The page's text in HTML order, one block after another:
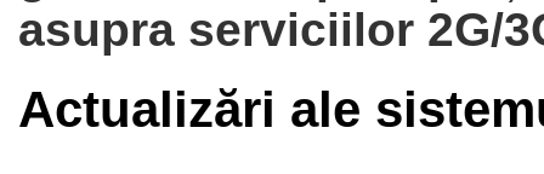
asupra serviciilor 2G/
Actualizări ale